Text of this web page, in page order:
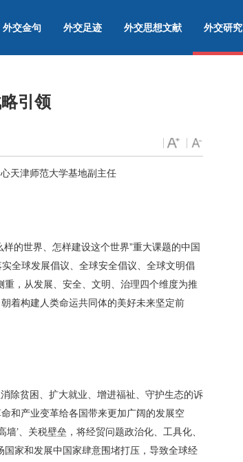
外交金句 外交足迹 外交思想文献 外交研究
引领
天津师范大学基地副主任
的世界、怎样建设这个世界”重大课题的中国
全球发展倡议、全球安全倡议、全球文明倡
，从发展、安全、文明、治理四个维度为推
着构建人类命运共同体的美好未来坚定前
除贫困、扩大就业、增进福祉、守护生态的诉
和产业变革给各国带来更加广阔的发展空
’、关税壁垒，将经贸问题政治化、工具化、
家和发展中国家肆意围堵打压，导致全球经